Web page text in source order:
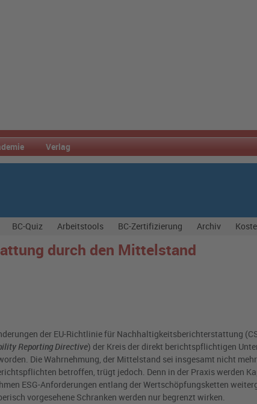
Verlag
BC-Quiz Arbeitstools BC-Zertifizierung Archiv
durch den Mittelstand
der EU-Richtlinie für Nachhaltigkeitsberichterstattung
Reporting Directive) der Kreis der direkt berichtspflichtigen
Die Wahrnehmung, der Mittelstand sei insgesamt nicht
betroffen, trügt jedoch. Denn in der Praxis werden
ESG-Anforderungen entlang der Wertschöpfungsketten
vorgesehene Schranken werden nur begrenzt wirken.